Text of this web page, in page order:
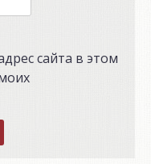
сайта в этом